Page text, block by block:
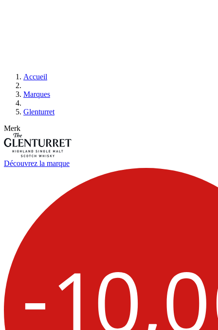
Accueil
Marques
Glenturret
Merk
Découvrez la marque